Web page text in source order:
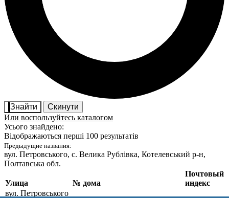
Знайти
Скинути
Или воспользуйтесь каталогом
Усього знайдено:
Відображаються перші 100 результатів
Предыдущие названия:
вул. Петровського, с. Велика Рублівка, Котелевський р-н,
Полтавська обл.
Улица № дома
Почтовый
индекс
вул. Петровського